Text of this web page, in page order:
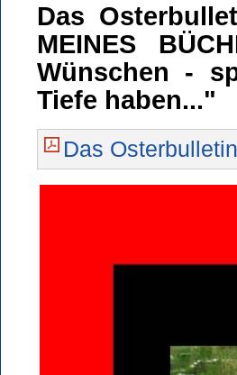
Das
MEINES
Wünschen -
Tiefe haben..."
Das